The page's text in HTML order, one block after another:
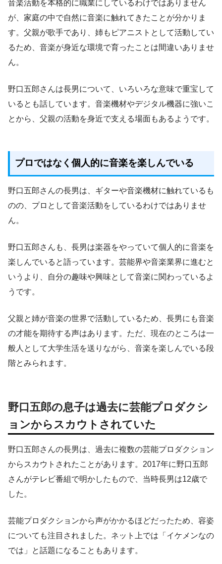
音楽活動を本格的に職業にしているわけではありません
が、家庭の中で自然に音楽に触れてきたことが分かりま
す。父親が歌手であり、姉もピアニストとして活動してい
るため、音楽が身近な環境で育ったことは間違いありませ
ん。
野口五郎さんは長男について、いろいろな意味で重宝して
いるとも話しています。音楽機材やデジタル機器に強いこ
とから、父親の活動を身近で支える場面もあるようです。
プロではなく個人的に音楽を楽しんでいる
野口五郎さんの長男は、ギターや音楽機材に触れているも
のの、プロとして音楽活動をしているわけではありませ
ん。
野口五郎さんも、長男は楽器をやっていて個人的に音楽を
楽しんでいると語っています。芸能界や音楽業界に進むと
いうより、自分の趣味や興味として音楽に関わっているよ
うです。
父親と姉が音楽の世界で活動しているため、長男にも音楽
の才能を期待する声はあります。ただ、現在のところは一
般人として大学生活を送りながら、音楽を楽しんでいる段
階とみられます。
野口五郎の息子は過去に芸能プロダクシ
ョンからスカウトされていた
野口五郎さんの長男は、過去に複数の芸能プロダクション
からスカウトされたことがあります。2017年に野口五郎
さんがテレビ番組で明かしたもので、当時長男は12歳で
した。
芸能プロダクションから声がかかるほどだったため、容姿
についても注目されました。ネット上では「イケメンなの
では」と話題になることもあります。